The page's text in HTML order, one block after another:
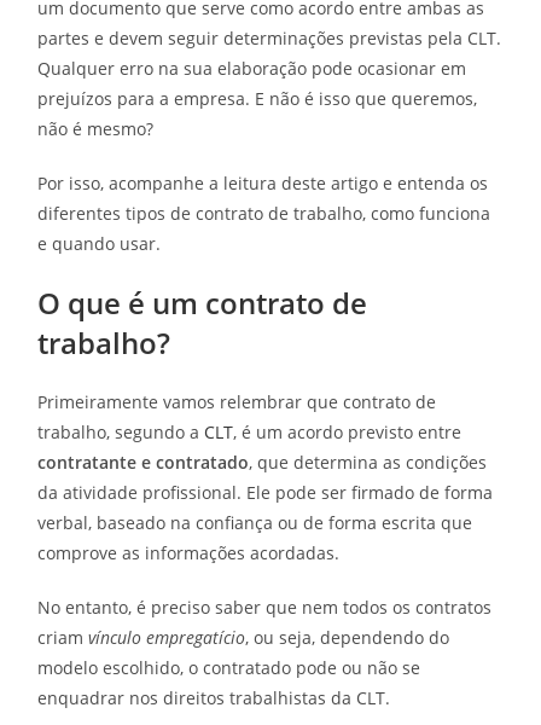
um documento que serve como acordo entre ambas as
partes e devem seguir determinações previstas pela CLT.
Qualquer erro na sua elaboração pode ocasionar em
prejuízos para a empresa. E não é isso que queremos,
não é mesmo?
Por isso, acompanhe a leitura deste artigo e entenda os
diferentes tipos de contrato de trabalho, como funciona
e quando usar.
O que é um contrato de
trabalho?
Primeiramente vamos relembrar que contrato de
trabalho, segundo a CLT, é um acordo previsto entre
contratante e contratado, que determina as condições
da atividade profissional. Ele pode ser firmado de forma
verbal, baseado na confiança ou de forma escrita que
comprove as informações acordadas.
No entanto, é preciso saber que nem todos os contratos
criamvínculo empregatício, ou seja, dependendo do
modelo escolhido, o contratado pode ou não se
enquadrar nos direitos trabalhistas da CLT.